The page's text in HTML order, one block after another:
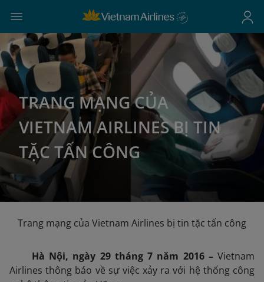
TRANG MẠNG CỦA
VIETNAM AIRLINES BỊ TIN
TẶC TẤN CÔNG
Trang mạng của Vietnam Airlines bị tin tặc tấn công
Hà Nội, ngày 29tháng 7 năm 2016–Vietnam
Airlines thông báo về sự việc xảy ra với hệ thống công